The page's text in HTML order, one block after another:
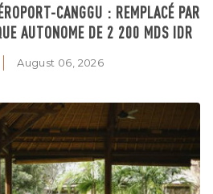
CANGGU : REMPLACÉ PAR
AUTONOME DE 2 200 MDS IDR
August 06, 2026